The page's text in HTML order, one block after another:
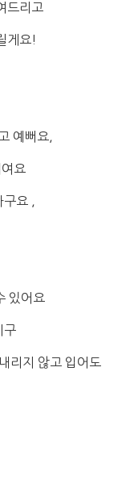
드리고
게요!
예뻐요,
요
요 ,
있어요
구
리지 않고 입어도